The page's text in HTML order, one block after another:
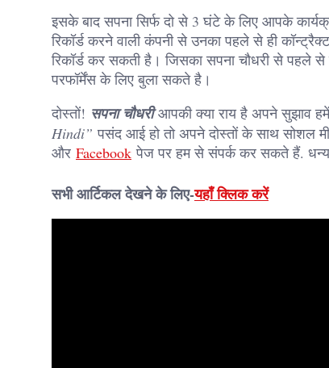
इसके बाद सपना सिर्फ दो से 3 घंटे के लिए आपके
रिकॉर्ड करने वाली कंपनी से उनका पहले से ही
रिकॉर्ड कर सकती है। जिसका सपना चौधरी से पहले
परफॉर्मेंस के लिए बुला सकते है।
दोस्तों! सपना चौधरीआपकी क्या राय है अपने सुझाव
Hindi” पसंद आई हो तो अपने दोस्तों के साथ सोशल
और Facebook पेज पर हम से संपर्क कर सकते हैं.
सभी आर्टिकल देखने के लिए-यहाँ क्लिक करें